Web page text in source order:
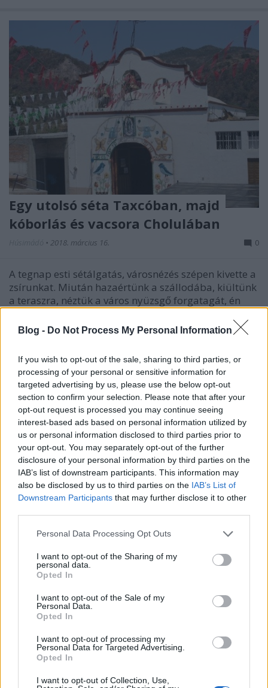
Blog - Do Not Process My Personal Information
If you wish to opt-out of the sale, sharing to third parties, or
processing of your personal or sensitive information for
targeted advertising by us, please use the below opt-out
section to confirm your selection. Please note that after your
opt-out request is processed you may continue seeing
interest-based ads based on personal information utilized by
us or personal information disclosed to third parties prior to
your opt-out. You may separately opt-out of the further
disclosure of your personal information by third parties on the
IAB’s list of downstream participants. This information may
also be disclosed by us to third parties on the IAB’s List of
Downstream Participants that may further disclose it to other
Please note that this website/app uses one or more Google
not limited to your visit or usage behaviour. You may click to
grant or deny consent to Google and its third-party tags to
use your data for below specified purposes in below Google
consent section.
Personal Data Processing Opt Outs
I want to opt-out of the Sharing of my
personal data.
Opted In
I want to opt-out of the Sale of my
Personal Data.
Opted In
I want to opt-out of processing my
Personal Data for Targeted Advertising.
Opted In
I want to opt-out of Collection, Use,
Egy utolsó séta Taxcóban, majd
kóborlás és vacsora Cholulában
• 2018. március 16. 0
A tegnap esti sétálgatás, városnézés szépen kivette a
zsírunkat. Miután hazaértünk a szállodába, kiültünk
a teraszra, néztük a város nyüzsgő forgatagát, én
hogy míg otthon hűvöskés vagy hideg az idő, addig
itt úgy aludtunk, hogy a két nagy…
Taxco - reggelizés, bogarazás a
Krisztus szoborhoz, majd séta és
Húsimádó•2018. március 15.
Reggel én ismét hamarabb ébredtem, majd úgy
gondoltam, hogy hozok Esztikének egy finom kávét a
közeli boltból. Így is lett, lesétáltam a kis terünkre,
majd át a zocalóra, ahol egy Oxxo élelmiszer